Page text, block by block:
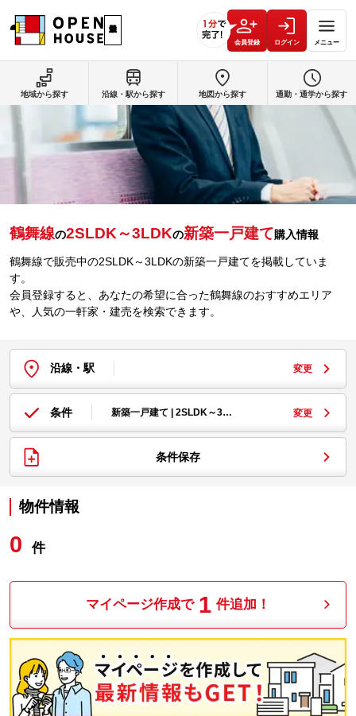
会員登録 ログイン メニュー
鶴舞線の2SLDK～3LDKの新築一戸建て購入情報
鶴舞線で販売中の2SLDK～3LDKの新築一戸建てを掲載していま
す。
会員登録すると、あなたの希望に合った鶴舞線のおすすめエリア
や、人気の一軒家・建売を検索できます。
沿線・駅 変更
条件 新築一戸建て | 2SLDK～3… 変更
条件保存
物件情報
0 件
マイページ作成で 1 件追加！
地域から探す 沿線・駅から探す 地図から探す 通勤・通学から探す